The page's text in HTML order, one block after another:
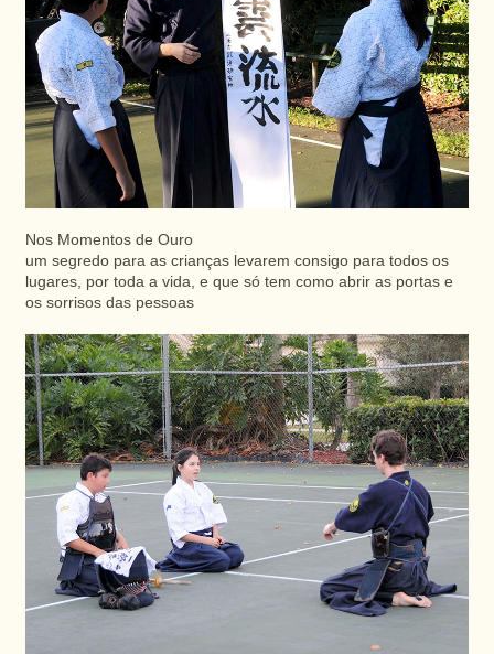
Nos Momentos de Ouro
um segredo para as crianças levarem consigo para todos os
lugares, por toda a vida, e que só tem como abrir as portas e
os sorrisos das pessoas